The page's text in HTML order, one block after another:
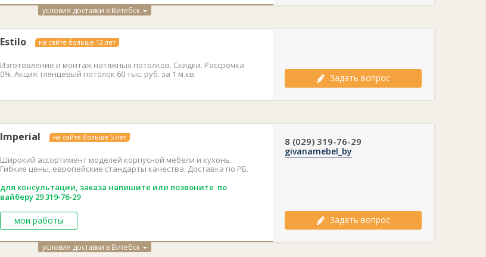
условия доставки в Витебск
Estilo на сайте больше 12 лет
Изготовление и монтаж натяжных потолков. Скидки. Рассрочка
0%. Акция: глянцевый потолок 60 тыс. руб. за 1 м.кв.
Задать вопрос
Imperial на сайте больше 5 лет
Широкий ассортимент моделей корпусной мебели и кухонь.
Гибкие цены, европейские стандарты качества. Доставка по РБ.
для консультации, заказа напишите или позвоните по
вайберу 29319-76-29
мои работы
8 (029) 319-76-29
givanamebel_by
Задать вопрос
условия доставки в Витебск